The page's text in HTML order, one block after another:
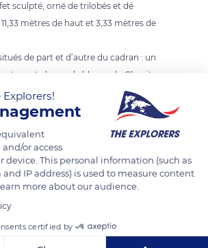
sculpté, orné de trilobés et dé
mètres de haut et 3,33 mètres de
de part et d’autre du cadran : un
tenant chacun le blason du Chapitre,
de 4 fleurs de lys sur fond azur.
l’ensemble de la structure.
TRANSLATE
or access
device. This personal information (such as
IP address) is used to measure content
more about our audience.
certified by